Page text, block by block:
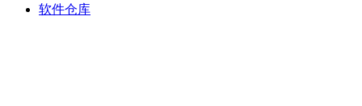
软件仓库